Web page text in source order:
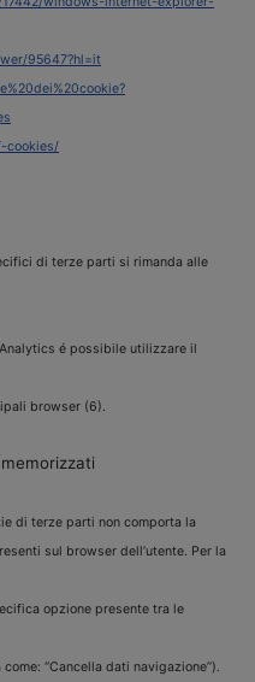
95647?hl=it
cookies/
di terze parti si rimanda alle
é possibile utilizzare il
browser (6).
di terze parti non comporta la
sul browser dell’utente. Per la
opzione presente tra le
“Cancella dati navigazione”).